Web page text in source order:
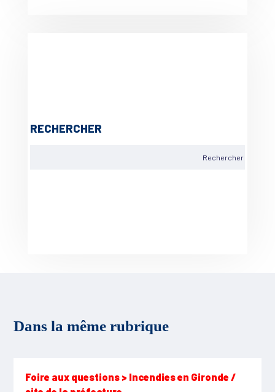
RECHERCHER
Dans la même rubrique
Foire aux questions > Incendies en Gironde /